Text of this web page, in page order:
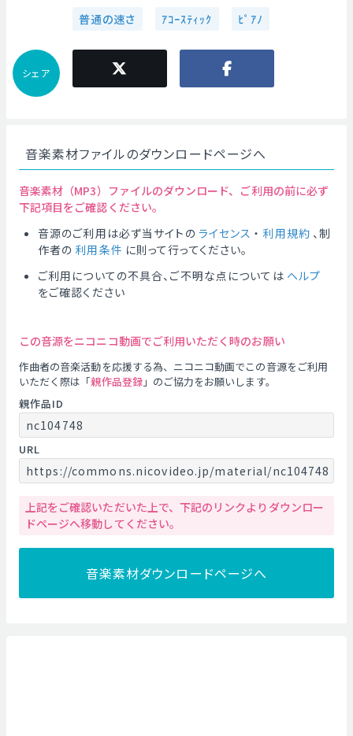
普通の速さ ｱｺｰｽﾃｨｯｸ ﾋﾟｱﾉ
シェア
音楽素材ファイルのダウンロードページへ
音楽素材（MP3）ファイルのダウンロード、ご利用の前に必ず
下記項目をご確認ください。
音源のご利用は必ず当サイトの ライセンス ・ 利用規約 、制
作者の 利用条件 に則って行ってください。
ご利用についての不具合、ご不明な点については ヘルプ
をご確認ください
この音源をニコニコ動画でご利用いただく時のお願い
作曲者の音楽活動を応援する為、ニコニコ動画でこの音源をご利用
いただく際は「親作品登録」のご協力をお願いします。
親作品ID
nc104748
URL
https://commons.nicovideo.jp/material/nc104748
上記をご確認いただいた上で、下記のリンクよりダウンロー
ドページへ移動してください。
音楽素材ダウンロードページへ